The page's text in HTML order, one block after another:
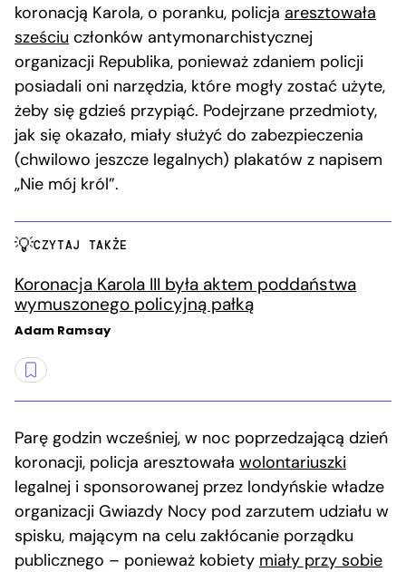
koronacją Karola, o poranku, policja aresztowała
sześciu członków antymonarchistycznej
organizacji Republika, ponieważ zdaniem policji
posiadali oni narzędzia, które mogły zostać użyte,
żeby się gdzieś przypiąć. Podejrzane przedmioty,
jak się okazało, miały służyć do zabezpieczenia
(chwilowo jeszcze legalnych) plakatów z napisem
„Nie mój król”.
CZYTAJ TAKŻE
Koronacja Karola III była aktem poddaństwa
wymuszonego policyjną pałką
Adam Ramsay
Parę godzin wcześniej, w noc poprzedzającą dzień
koronacji, policja aresztowała wolontariuszki
legalnej i sponsorowanej przez londyńskie władze
organizacji Gwiazdy Nocy pod zarzutem udziału w
spisku, mającym na celu zakłócanie porządku
publicznego – ponieważ kobiety miały przy sobie